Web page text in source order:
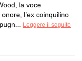
la voce
l’ex coinquilino
Leggere il seguito